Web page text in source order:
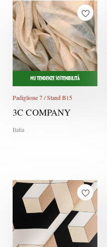
MU TENDENZE SOSTENIBILITÀ
Padiglione 7 / Stand B15
3C COMPANY
Italia